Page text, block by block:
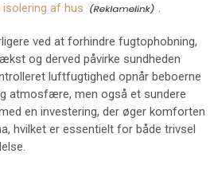
af hus .
ved at forhindre fugtophobning,
og derved påvirke sundheden
luftfugtighed opnår beboerne
atmosfære, men også et sundere
en investering, der øger komforten
hvilket er essentielt for både trivsel